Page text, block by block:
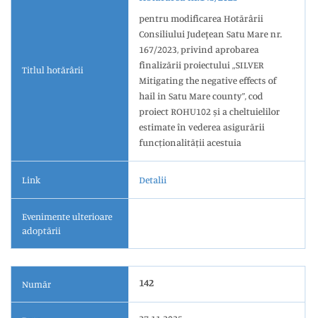
Titlul hotărârii
pentru modificarea Hotărârii
Consiliului Judeţean Satu Mare nr.
167/2023, privind aprobarea
finalizării proiectului „SILVER
Mitigating the negative effects of
hail in Satu Mare county”, cod
proiect ROHU102 și a cheltuielilor
estimate în vederea asigurării
funcționalității acestuia
Link Detalii
Evenimente ulterioare
adoptării
Număr 142